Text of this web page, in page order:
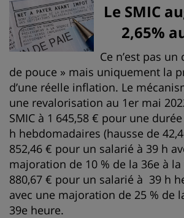
Le SMIC
2,65%
Ce n’est pas
de pouce » mais uniquement la
d’une réelle inflation. Le
une revalorisation au 1er mai
SMIC à 1 645,58 € pour une
h hebdomadaires (hausse de
852,46 € pour un salarié à 39 h
majoration de 10 % de la 36e à la
880,67 € pour un salarié à 39 h
avec une majoration de 25 % de
39e heure.